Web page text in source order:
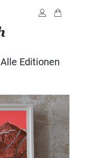
Alle Editionen